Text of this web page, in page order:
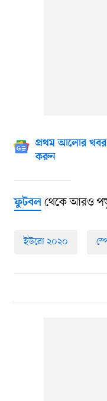
প্রথম আলোর
করুন
ফুটবলথেকে আরও
ইউরো ২০২০